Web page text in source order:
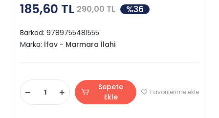
185,60 TL 290,00 TL %36
Barkod: 9789755481555
Marka: İfav - Marmara İlahi
Sepete
Ekle
Favorilerime ekle